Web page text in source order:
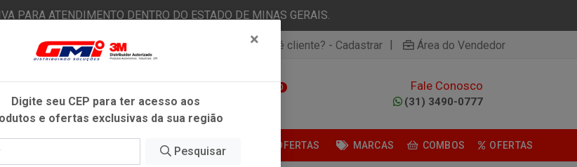
PARA ATENDIMENTO DENTRO DO ESTADO DE MINAS GERAIS.
Já é cliente? - Entrar Não é cliente? - Cadastrar | Área do Vendedor
0 Fale Conosco
(31) 3490-0777
ADESIVAS ESTÉTICA AUTOMOTIVA OFERTAS MARCAS COMBOS OFERTAS
×
Digite seu CEP para ter acesso aos
e ofertas exclusivas da sua região
Pesquisar